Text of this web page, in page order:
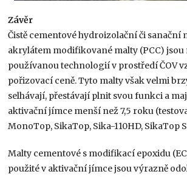
Závěr
Čistě cementové hydroizolační či sanační
akrylátem modifikované malty (PCC) jsou
používanou technologií v prostředí ČOV
pořizovací ceně. Tyto malty však velmi
selhávají, přestávají plnit svou funkci a
aktivační jímce menší než 7,5 roku
MonoTop, SikaTop, Sika-110HD, SikaTop
Malty cementové s modifikací epoxidu
použité v aktivační jímce jsou výrazně